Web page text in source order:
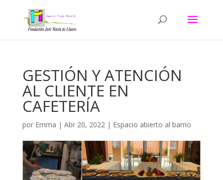
GESTIÓN Y ATENCIÓN
AL CLIENTE EN
CAFETERÍA
por Emma | Abr 20, 2022| Espacio abierto al barrio